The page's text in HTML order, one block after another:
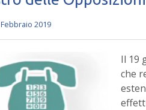
2019
Il 19
che